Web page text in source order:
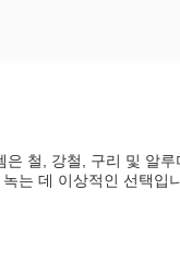
철, 강철, 구리 및 알
는 데 이상적인 선택입니